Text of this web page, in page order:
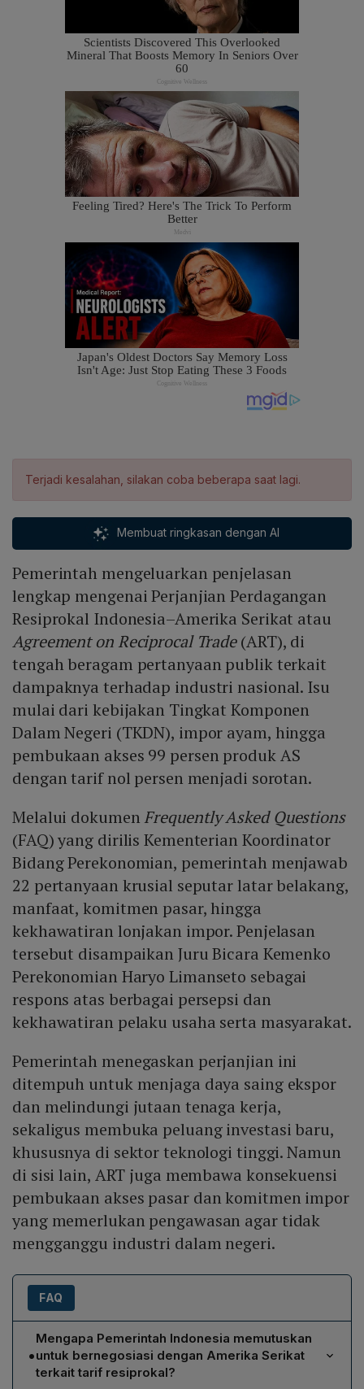
Terjadi kesalahan, silakan coba beberapa saat lagi.
Membuat ringkasan dengan AI
Pemerintah mengeluarkan penjelasan
lengkap mengenai Perjanjian Perdagangan
Resiprokal Indonesia–Amerika Serikat atau
Agreement on Reciprocal Trade(ART), di
tengah beragam pertanyaan publik terkait
dampaknya terhadap industri nasional. Isu
mulai dari kebijakan Tingkat Komponen
Dalam Negeri (TKDN), impor ayam, hingga
pembukaan akses 99 persen produk AS
dengan tarif nol persen menjadi sorotan.
Melalui dokumen Frequently Asked Questions
(FAQ) yang dirilis Kementerian Koordinator
Bidang Perekonomian, pemerintah menjawab
22 pertanyaan krusial seputar latar belakang,
manfaat, komitmen pasar, hingga
kekhawatiran lonjakan impor. Penjelasan
tersebut disampaikan Juru Bicara Kemenko
Perekonomian Haryo Limanseto sebagai
respons atas berbagai persepsi dan
kekhawatiran pelaku usaha serta masyarakat.
Pemerintah menegaskan perjanjian ini
ditempuh untuk menjaga daya saing ekspor
dan melindungi jutaan tenaga kerja,
sekaligus membuka peluang investasi baru,
khususnya di sektor teknologi tinggi. Namun
di sisi lain, ART juga membawa konsekuensi
pembukaan akses pasar dan komitmen impor
yang memerlukan pengawasan agar tidak
mengganggu industri dalam negeri.
FAQ
•
Mengapa Pemerintah Indonesia memutuskan
untuk bernegosiasi dengan Amerika Serikat
terkait tarif resiprokal?